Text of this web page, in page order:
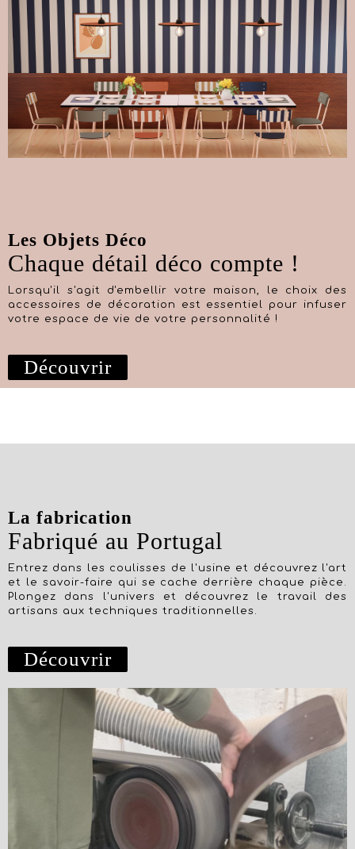
Les Objets Déco
Chaque détail déco compte !
Lorsqu'il s'agit d'embellir votre maison, le choix des
accessoires de décoration est essentiel pour infuser
votre espace de vie de votre personnalité !
Découvrir
La fabrication
Fabriqué au Portugal
Entrez dans les coulisses de l'usine et découvrez l'art
et le savoir-faire qui se cache derrière chaque pièce.
Plongez dans l'univers et découvrez le travail des
artisans aux techniques traditionnelles.
Découvrir